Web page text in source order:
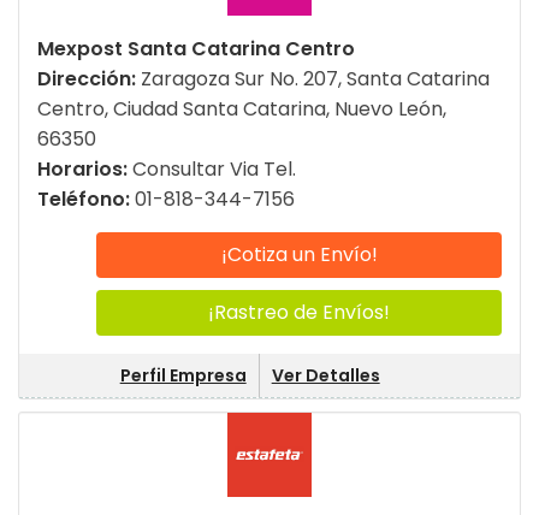
Mexpost Santa Catarina Centro
Dirección: Zaragoza Sur No. 207, Santa Catarina
Centro, Ciudad Santa Catarina, Nuevo León,
66350
Horarios:Consultar Via Tel.
Teléfono:01-818-344-7156
¡Cotiza un Envío!
¡Rastreo de Envíos!
Perfil Empresa Ver Detalles